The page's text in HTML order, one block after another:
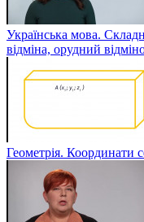
Українська мова.
відміна, орудний
Геометрія. Координати